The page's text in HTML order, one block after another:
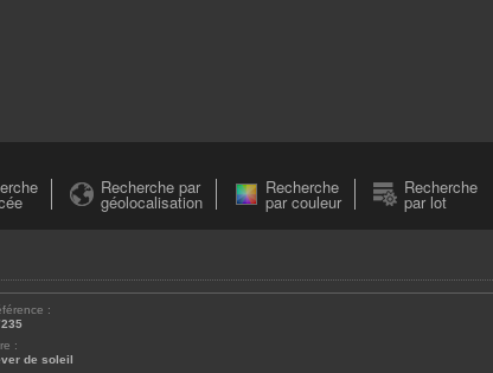
Recherche par
géolocalisation
Recherche
par couleur
Recherche
par lot
:
:
de soleil